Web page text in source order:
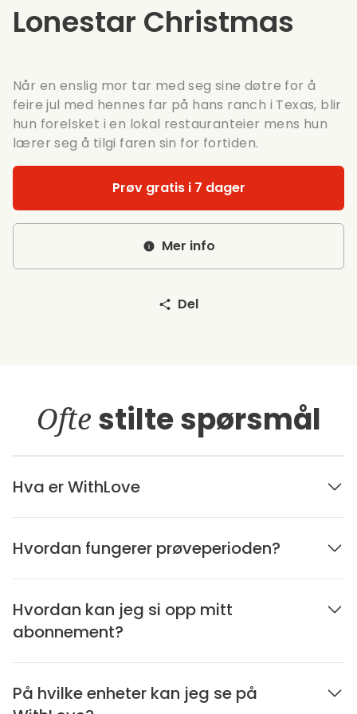
Lonestar Christmas
Når en enslig mor tar med seg sine døtre for å
feire jul med hennes far på hans ranch i Texas, blir
hun forelsket i en lokal restauranteier mens hun
lærer seg å tilgi faren sin for fortiden.
Prøv gratis i 7 dager
Mer info
Del
Ofte stilte spørsmål
Hva er WithLove
Hvordan fungerer prøveperioden?
Hvordan kan jeg si opp mitt
abonnement?
På hvilke enheter kan jeg se på